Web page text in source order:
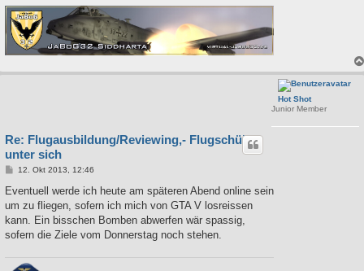
Hot Shot
Junior Member
Re: Flugausbildung/Reviewing,- Flugschüler
unter sich
B
i
r
a
12. Okt 2013, 12:46
Eventuell werde ich heute am späteren Abend online sein
um zu fliegen, sofern ich mich von GTA V losreissen
kann. Ein bisschen Bomben abwerfen wär spassig,
sofern die Ziele vom Donnerstag noch stehen.